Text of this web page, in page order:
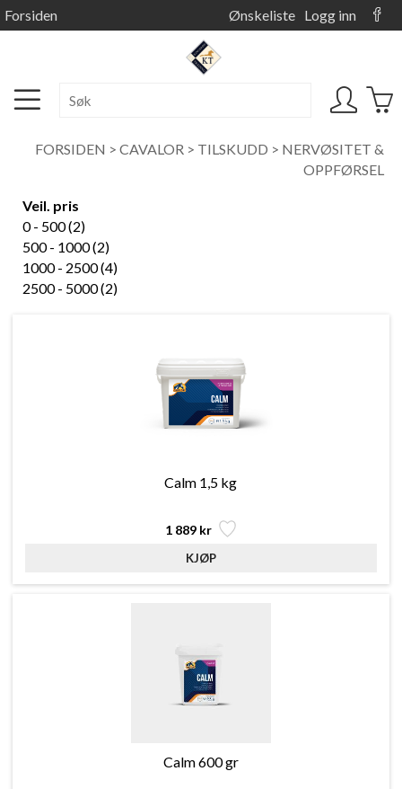
Forsiden Ønskeliste Logg inn
FORSIDEN > CAVALOR > TILSKUDD > NERVØSITET &
OPPFØRSEL
Veil. pris
0 - 500 (2)
500 - 1000 (2)
1000 - 2500 (4)
2500 - 5000 (2)
Calm 1,5 kg
1 889 kr
Calm 600 gr